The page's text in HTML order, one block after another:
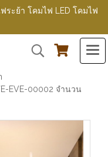
ระย้า โคมไฟ LED โคมไฟ
EVE-00002 จำนวน